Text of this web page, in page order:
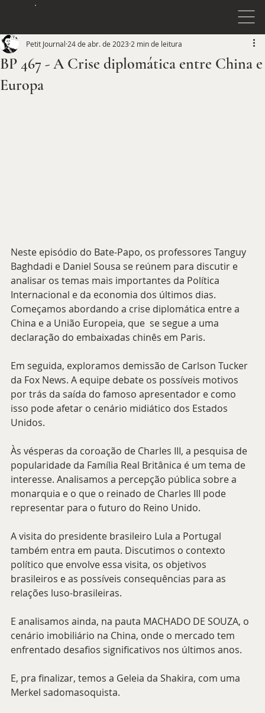
BP 467 - A Crise diplomática entre China e
Europa
Petit Journal 24 de abr. de 2023 2 min de leitura
Neste episódio do Bate-Papo, os professores Tanguy
Baghdadi e Daniel Sousa se reúnem para discutir e
analisar os temas mais importantes da Política
Internacional e da economia dos últimos dias.
Começamos abordando a crise diplomática entre a
China e a União Europeia, que  se segue a uma
declaração do embaixadas chinês em Paris.
Em seguida, exploramos demissão de Carlson Tucker
da Fox News. A equipe debate os possíveis motivos
por trás da saída do famoso apresentador e como
isso pode afetar o cenário midiático dos Estados
Unidos.
Às vésperas da coroação de Charles III, a pesquisa de
popularidade da Família Real Britânica é um tema de
interesse. Analisamos a percepção pública sobre a
monarquia e o que o reinado de Charles III pode
representar para o futuro do Reino Unido.
A visita do presidente brasileiro Lula a Portugal
também entra em pauta. Discutimos o contexto
político que envolve essa visita, os objetivos
brasileiros e as possíveis consequências para as
relações luso-brasileiras.
E analisamos ainda, na pauta MACHADO DE SOUZA, o
cenário imobiliário na China, onde o mercado tem
enfrentado desafios significativos nos últimos anos.
E, pra finalizar, temos a Geleia da Shakira, com uma
Merkel sadomasoquista.